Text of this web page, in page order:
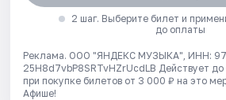
2 шаг. Выберите билет и
до оплаты
Реклама. ООО "ЯНДЕКС МУЗЫКА", ИНН:
25H8d7vbP8SRTvHZrUcdLB Действует
при покупке билетов от 3 000 ₽ на это
Афише!